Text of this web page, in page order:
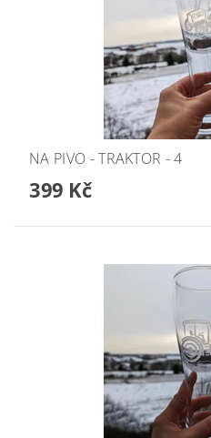
NA PIVO - TRAKTOR - 4
399 Kč